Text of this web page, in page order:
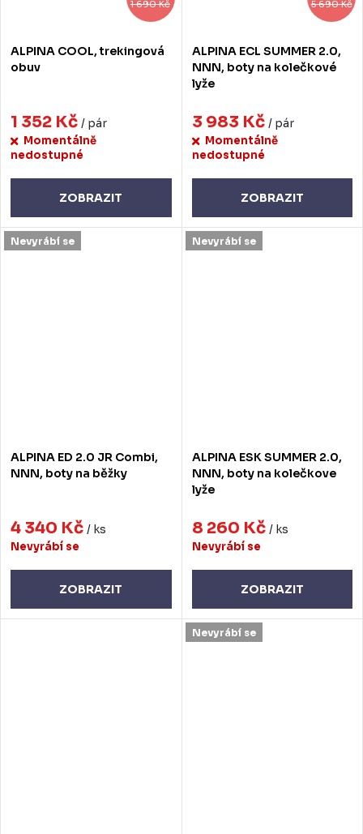
1 690 Kč
ALPINA COOL, trekingová
obuv
1 352 Kč / pár
Momentálně
nedostupné
ZOBRAZIT
5 690 Kč
ALPINA ECL SUMMER 2.0,
NNN, boty na kolečkové
lyže
3 983 Kč / pár
Momentálně
nedostupné
ZOBRAZIT
Nevyrábí se
ALPINA ED 2.0 JR Combi,
NNN, boty na běžky
4 340 Kč / ks
Nevyrábí se
ZOBRAZIT
Nevyrábí se
ALPINA ESK SUMMER 2.0,
NNN, boty na kolečkove
lyže
8 260 Kč / ks
Nevyrábí se
ZOBRAZIT
Nevyrábí se